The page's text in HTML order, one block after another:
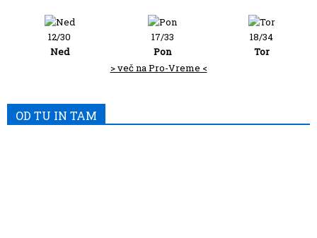
12/30
Ned
17/33
Pon
18/34
Tor
> več na Pro-Vreme <
OD TU IN TAM